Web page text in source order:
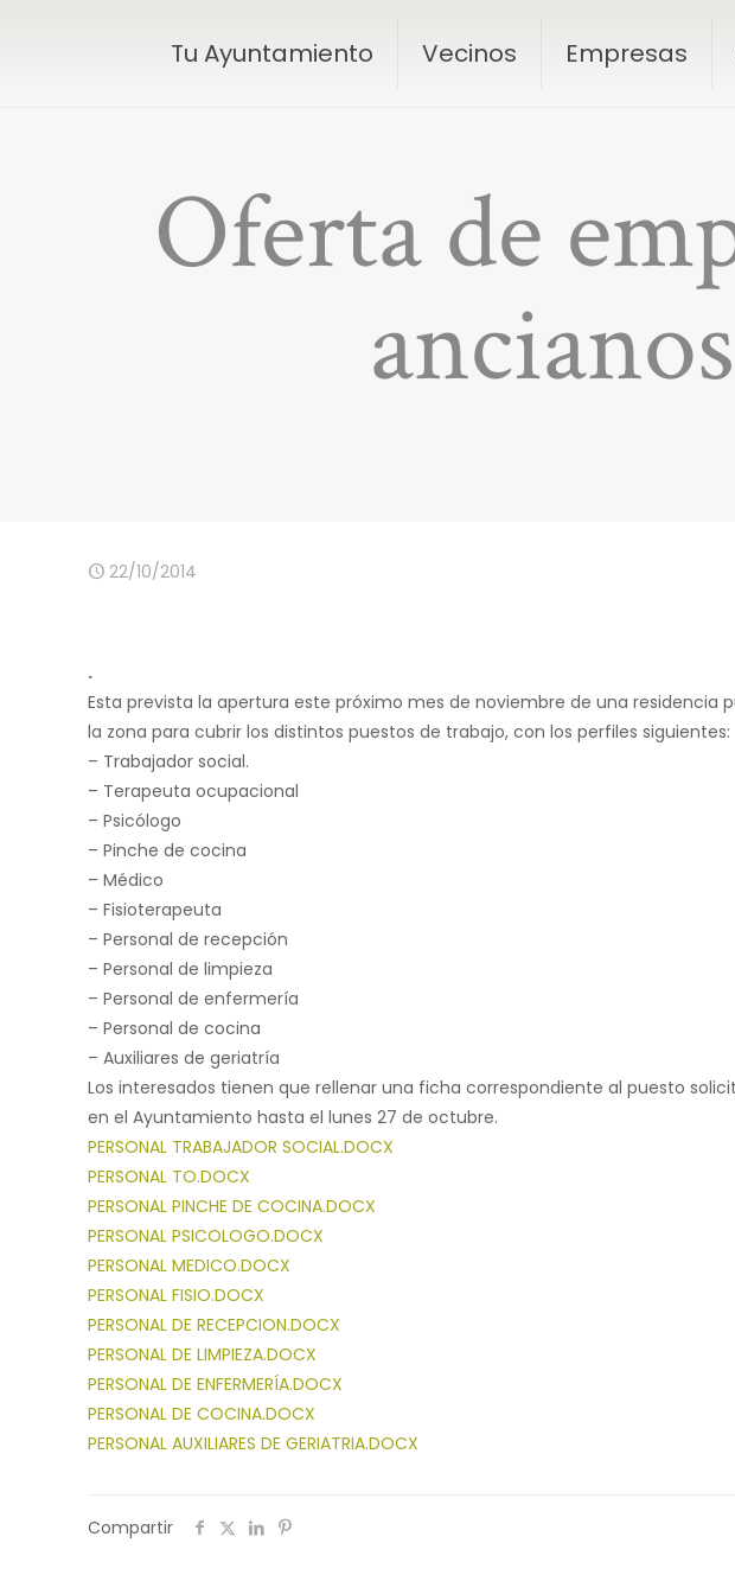
Tu Ayuntamiento Vecinos Empresas
Oferta de
22/10/2014
.
Esta prevista la apertura este próximo mes de noviembre de una residencia
la zona para cubrir los distintos puestos de trabajo, con los perfiles siguientes:
– Trabajador social.
– Terapeuta ocupacional
– Psicólogo
– Pinche de cocina
– Médico
– Fisioterapeuta
– Personal de recepción
– Personal de limpieza
– Personal de enfermería
– Personal de cocina
– Auxiliares de geriatría
Los interesados tienen que rellenar una ficha correspondiente al puesto
en el Ayuntamiento hasta el lunes 27 de octubre.
PERSONAL TRABAJADOR SOCIAL.DOCX
PERSONAL TO.DOCX
PERSONAL PINCHE DE COCINA.DOCX
PERSONAL PSICOLOGO.DOCX
PERSONAL MEDICO.DOCX
PERSONAL FISIO.DOCX
PERSONAL DE RECEPCION.DOCX
PERSONAL DE LIMPIEZA.DOCX
PERSONAL DE ENFERMERÍA.DOCX
PERSONAL DE COCINA.DOCX
PERSONAL AUXILIARES DE GERIATRIA.DOCX
Compartir